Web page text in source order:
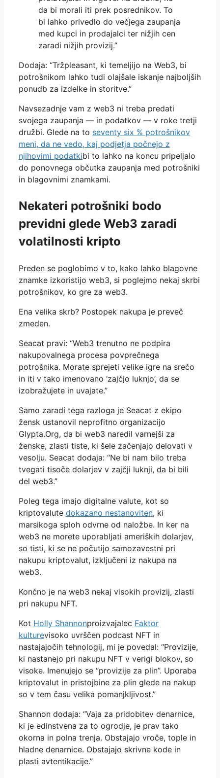
da bi morali iti prek posrednikov. To
bi lahko privedlo do večjega zaupanja
med kupci in prodajalci ter nižjih cen
zaradi nižjih provizij.”
Dodaja: “Tržpleasant, ki temeljijo na Web3, bi
potrošnikom lahko tudi olajšale iskanje najboljših
ponudb za izdelke in storitve.”
Navsezadnje vam z web3 ni treba predati
svojega zaupanja — in podatkov — v roke tretji
družbi. Glede na to seventy six % potrošnikov
meni, da ne vedo, kaj podjetja počnejo z
njihovimi podatkibi to lahko na koncu pripeljalo
do ponovnega občutka zaupanja med potrošniki
in blagovnimi znamkami.
Nekateri potrošniki bodo
previdni glede Web3 zaradi
volatilnosti kripto
Preden se poglobimo v to, kako lahko blagovne
znamke izkoristijo web3, si poglejmo nekaj skrbi
potrošnikov, ko gre za web3.
Ena velika skrb? Postopek nakupa je preveč
zmeden.
Seacat pravi: “Web3 trenutno ne podpira
nakupovalnega procesa povprečnega
potrošnika. Morate sprejeti velike igre na srečo
in iti v tako imenovano ‘zajčjo luknjo’, da se
izobražujete in uvajate.”
Samo zaradi tega razloga je Seacat z ekipo
žensk ustanovil neprofitno organizacijo
Glypta.Org, da bi web3 naredil varnejši za
ženske, zlasti tiste, ki šele začenjajo delovati v
vesolju. Seacat dodaja: “Ne bi nam bilo treba
tvegati tisoče dolarjev v zajčji luknji, da bi bili
del web3.”
Poleg tega imajo digitalne valute, kot so
kriptovalute dokazano nestanoviten, ki
marsikoga sploh odvrne od naložbe. In ker na
web3 ne morete uporabljati ameriških dolarjev,
so tisti, ki se ne počutijo samozavestni pri
nakupu kriptovalut, izključeni iz nakupa na
web3.
Končno je na web3 nekaj visokih provizij, zlasti
pri nakupu NFT.
Kot Holly Shannonproizvajalec Faktor
kulturevisoko uvrščen podcast NFT in
nastajajočih tehnologij, mi je povedal: “Provizije,
ki nastanejo pri nakupu NFT v verigi blokov, so
visoke. Imenujejo se “provizije za plin”. Uporaba
kriptovalut in pristojbine za plin glede na nakup
so v tem času velika pomanjkljivost.”
Shannon dodaja: “Vaja za pridobitev denarnice,
ki je edinstvena za to ogrodje, je prav tako
okorna in polna trenja. Obstajajo vroče, tople in
hladne denarnice. Obstajajo skrivne kode in
plasti avtentikacije.”